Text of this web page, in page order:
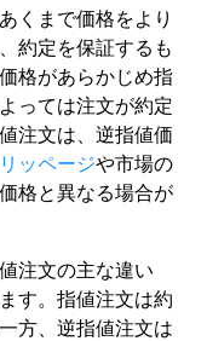
くまで価格をより
約定を保証するも
格があらかじめ指
っては注文が約定
注文は、逆指値価
ッページや市場の
格と異なる場合が
注文の主な違い
す。指値注文は約
方、逆指値注文は